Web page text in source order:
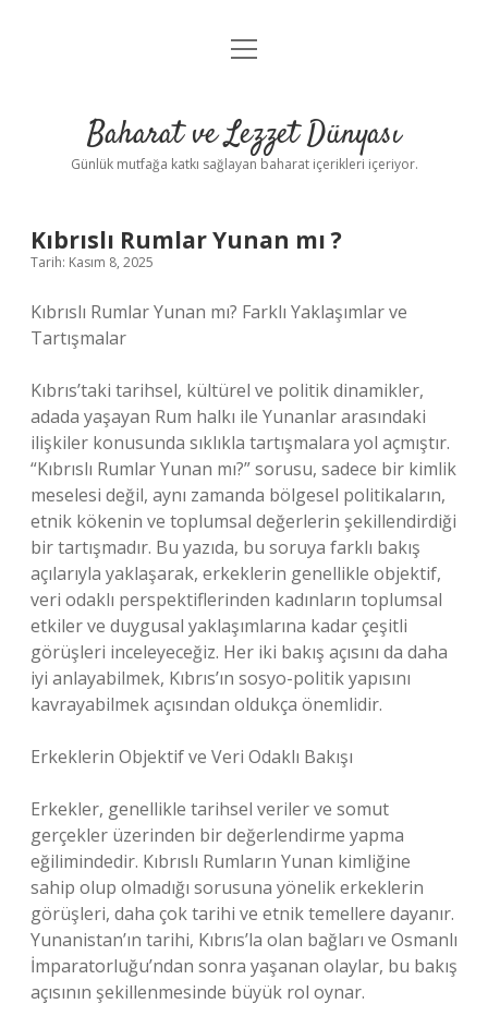
Anasayfa
Yasal Uyarı
menüyü
Baharat ve Lezzet Dünyası
Günlük mutfağa katkı sağlayan baharat içerikleri içeriyor.
Kıbrıslı Rumlar Yunan mı ?
Tarih: Kasım 8, 2025
Kıbrıslı Rumlar Yunan mı? Farklı Yaklaşımlar ve
Tartışmalar
Kıbrıs’taki tarihsel, kültürel ve politik dinamikler,
adada yaşayan Rum halkı ile Yunanlar arasındaki
ilişkiler konusunda sıklıkla tartışmalara yol açmıştır.
“Kıbrıslı Rumlar Yunan mı?” sorusu, sadece bir kimlik
meselesi değil, aynı zamanda bölgesel politikaların,
etnik kökenin ve toplumsal değerlerin şekillendirdiği
bir tartışmadır. Bu yazıda, bu soruya farklı bakış
açılarıyla yaklaşarak, erkeklerin genellikle objektif,
veri odaklı perspektiflerinden kadınların toplumsal
etkiler ve duygusal yaklaşımlarına kadar çeşitli
görüşleri inceleyeceğiz. Her iki bakış açısını da daha
iyi anlayabilmek, Kıbrıs’ın sosyo-politik yapısını
kavrayabilmek açısından oldukça önemlidir.
Erkeklerin Objektif ve Veri Odaklı Bakışı
Erkekler, genellikle tarihsel veriler ve somut
gerçekler üzerinden bir değerlendirme yapma
eğilimindedir. Kıbrıslı Rumların Yunan kimliğine
sahip olup olmadığı sorusuna yönelik erkeklerin
görüşleri, daha çok tarihi ve etnik temellere dayanır.
Yunanistan’ın tarihi, Kıbrıs’la olan bağları ve Osmanlı
İmparatorluğu’ndan sonra yaşanan olaylar, bu bakış
açısının şekillenmesinde büyük rol oynar.